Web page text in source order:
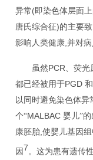
异常 (即染色体层面
唐氏综合征)的主要
影响人类健康 并对
虽然PCR 、荧
都已经被用于PGD 和
以同时避免染色体异
个“MALBAC 婴儿”的
康胚胎 使婴儿基因
因7 。这为患有遗传